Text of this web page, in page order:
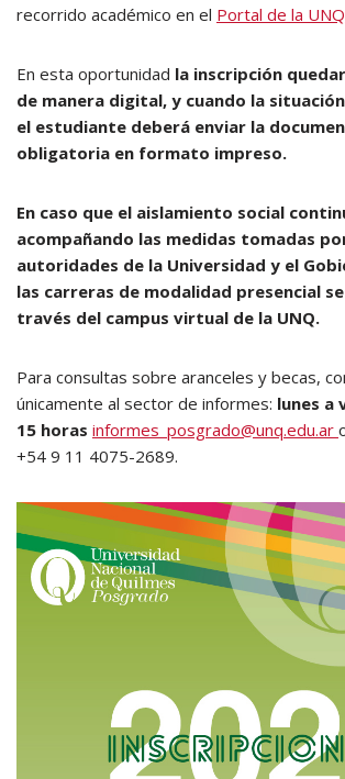
recorrido académico en el Portal de la
En esta oportunidad la inscripción
de manera digital, y cuando la
el estudiante deberá enviar la
obligatoria en formato impreso.
En caso que el aislamiento social
acompañando las medidas tomadas
autoridades de la Universidad y el
las carreras de modalidad presencial
través del campus virtual de la UNQ.
Para consultas sobre aranceles y becas,
únicamente al sector de informes: lunes a
15 horas informes_posgrado@unq.edu.ar
+54 9 11 4075-2689.